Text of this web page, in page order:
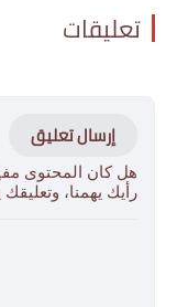
تعليقات
إرسال تعليق
هل كان المحتوى
رأيك يهمنا،